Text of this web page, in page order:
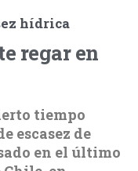
hídrica
regar en
tiempo
escasez de
en el último